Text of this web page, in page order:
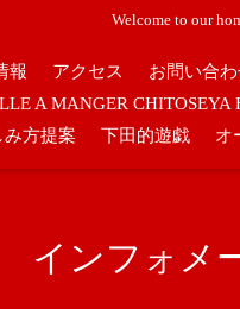
Welcome to our
報 アクセス お問い合
A MANGER CHITOSEYA
み方提案
下田的遊戯 オ
インフォメ